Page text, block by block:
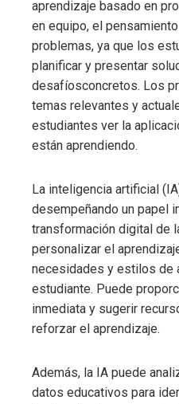
aprendizaje basado en
en equipo, el
problemas, ya que los
planificar y presentar
desafíosconcretos. Los
temas relevantes y
estudiantes ver la
están aprendiendo.
La inteligencia artificial
desempeñando un papel
transformación digital de
personalizar el
necesidades y estilos de
estudiante. Puede
inmediata y sugerir
reforzar el aprendizaje.
Además, la IA puede
datos educativos para